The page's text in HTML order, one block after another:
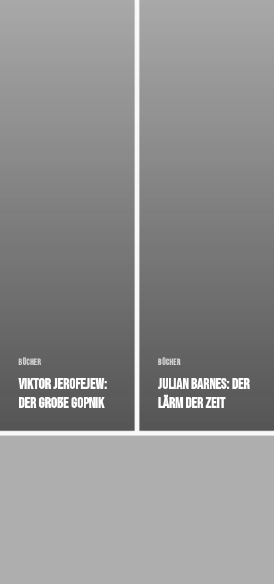
Bücher
Viktor Jerofejew:
Der Große Gopnik
Bücher
Julian Barnes: Der
Lärm der Zeit